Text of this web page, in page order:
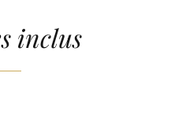
inclus